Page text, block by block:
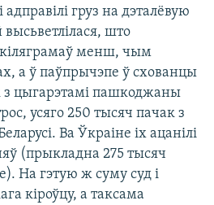
груз на дэталёвую
што
менш, чым
а ў паўпрычэпе ў схованцы
з цыгарэтамі пашкоджаны
усяго 250 тысяч пачак з
Ва Ўкраіне іх ацанілі
(прыкладна 275 тысяч
На гэтую ж суму суд і
кіроўцу, а таксама